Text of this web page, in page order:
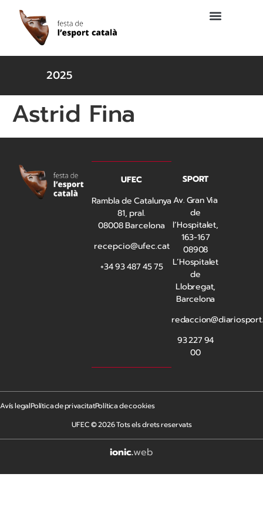
2025
Astrid Fina
UFEC
Rambla de Catalunya
81, pral.
08008 Barcelona
recepcio@ufec.cat
+34 93 487 45 75
SPORT
Av. Gran Via
de
l’Hospitalet,
163-167
08908
L’Hospitalet
de
Llobregat,
Barcelona
93 227 94
00
UFEC © 2026 Tots els drets reservats
Avís legalPolítica de privacitatPolítica de cookies
ionic.web